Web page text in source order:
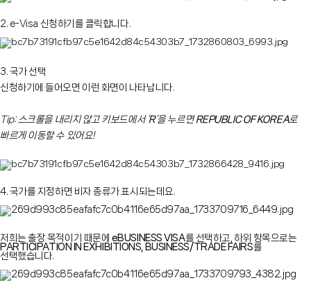
2. e-Visa 신청하기를 클릭합니다.
3. 국가 선택
신청하기에 들어오면 이런 화면이 나타납니다.
Tip: 스크롤을 내리지 않고 키보드에서 ‘R’을 누르면 REPUBLIC OF KOREA로
빠르게 이동할 수 있어요!
4. 국가를 지정하면 비자 종류가 표시되는데요.
저희는 출장 목적이기 때문에 eBUSINESS VISA를 선택하고, 하위 항목으로는
PARTICIPATION IN EXHIBITIONS, BUSINESS/TRADE FAIRS를
선택했습니다.